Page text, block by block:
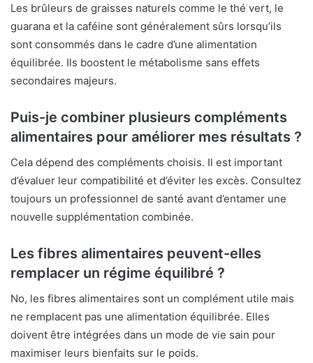
Les brûleurs de graisses naturels comme le thé vert, le
guarana et la caféine sont généralement sûrs lorsqu’ils
sont consommés dans le cadre d’une alimentation
équilibrée. Ils boostent le métabolisme sans effets
secondaires majeurs.
Puis-je combiner plusieurs compléments
alimentaires pour améliorer mes résultats ?
Cela dépend des compléments choisis. Il est important
d’évaluer leur compatibilité et d’éviter les excès. Consultez
toujours un professionnel de santé avant d’entamer une
nouvelle supplémentation combinée.
Les fibres alimentaires peuvent-elles
remplacer un régime équilibré ?
No, les fibres alimentaires sont un complément utile mais
ne remplacent pas une alimentation équilibrée. Elles
doivent être intégrées dans un mode de vie sain pour
maximiser leurs bienfaits sur le poids.